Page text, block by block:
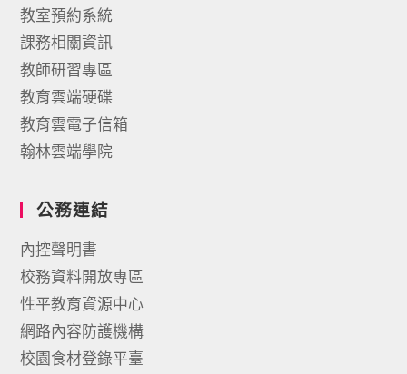
教室預約系統
課務相關資訊
教師研習專區
教育雲端硬碟
教育雲電子信箱
翰林雲端學院
公務連結
內控聲明書
校務資料開放專區
性平教育資源中心
網路內容防護機構
校園食材登錄平臺